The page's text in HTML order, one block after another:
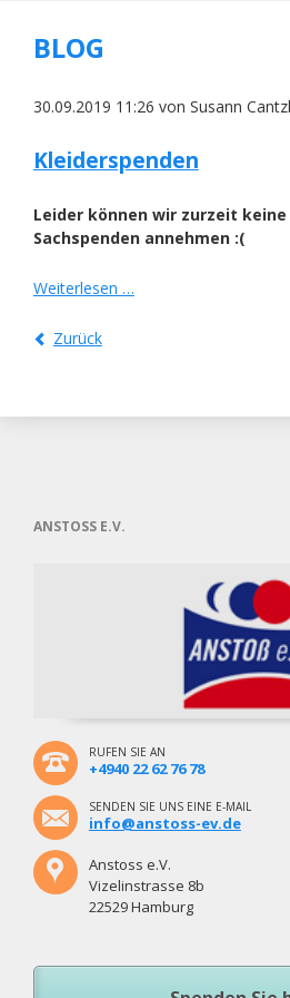
BLOG
30.09.2019 11:26 von Susann
Kleiderspenden
Leider können wir zurzeit
Sachspenden annehmen :(
Weiterlesen …Kleiderspenden
Zurück
ANSTOSS E.V.
RUFEN SIE AN
+4940 22 62 76 78
SENDEN SIE UNS EINE E-MAIL
info@anstoss-ev.de
Anstoss e.V.
Vizelinstrasse 8b
22529 Hamburg